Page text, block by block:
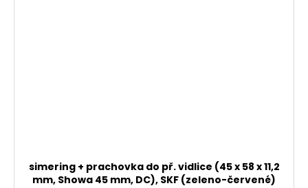
simering + prachovka do př. vidlice (45 x 58 x 11,2
mm, Showa 45 mm, DC), SKF (zeleno-červené)